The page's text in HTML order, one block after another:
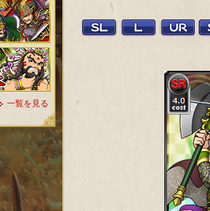
一覧を見る